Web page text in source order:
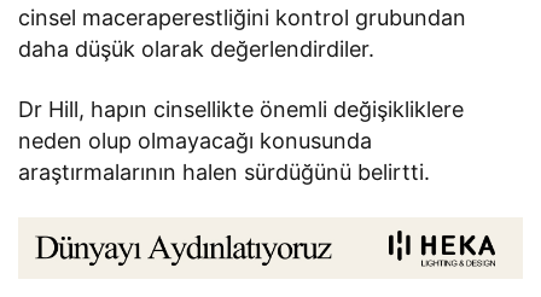
cinsel maceraperestliğini kontrol grubundan
daha düşük olarak değerlendirdiler.
Dr Hill, hapın cinsellikte önemli değişikliklere
neden olup olmayacağı konusunda
araştırmalarının halen sürdüğünü belirtti.